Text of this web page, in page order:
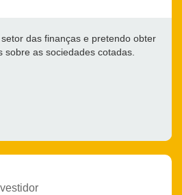
das finanças e pretendo obter
sobre as sociedades cotadas.